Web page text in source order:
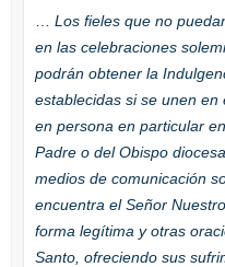
Los fieles que no
en las celebraciones
podrán obtener la
establecidas si se unen
en persona en particular
Padre o del Obispo
medios de comunicación
encuentra el Señor
forma legítima y otras
Santo, ofreciendo sus